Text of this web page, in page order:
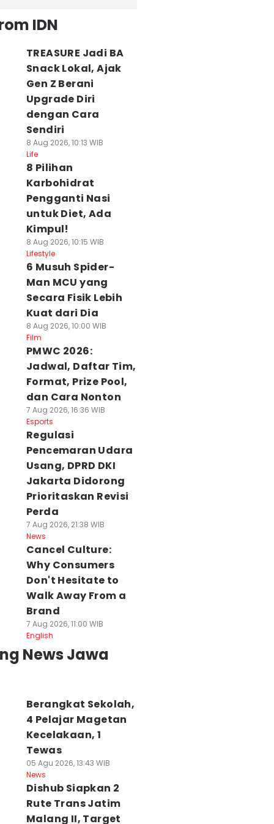
IDN
TREASURE Jadi BA
Snack Lokal, Ajak
Gen Z Berani
Upgrade Diri
dengan Cara
Sendiri
8 Aug 2026, 10:13 WIB
Life
8 Pilihan
Karbohidrat
Pengganti Nasi
untuk Diet, Ada
Kimpul!
8 Aug 2026, 10:15 WIB
Lifestyle
6 Musuh Spider-
Man MCU yang
Secara Fisik Lebih
Kuat dari Dia
8 Aug 2026, 10:00 WIB
Film
PMWC 2026:
Jadwal, Daftar Tim,
Format, Prize Pool,
dan Cara Nonton
7 Aug 2026, 16:36 WIB
Esports
Regulasi
Pencemaran Udara
Usang, DPRD DKI
Jakarta Didorong
Prioritaskan Revisi
Perda
7 Aug 2026, 21:38 WIB
News
Cancel Culture:
Why Consumers
Don't Hesitate to
Walk Away From a
Brand
7 Aug 2026, 11:00 WIB
English
News Jawa
Berangkat Sekolah,
4 Pelajar Magetan
Kecelakaan, 1
Tewas
05 Agu 2026, 13:43 WIB
News
Dishub Siapkan 2
Rute Trans Jatim
Malang II, Target